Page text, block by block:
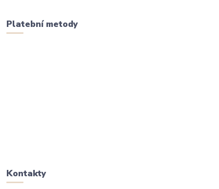
Platební metody
Kontakty